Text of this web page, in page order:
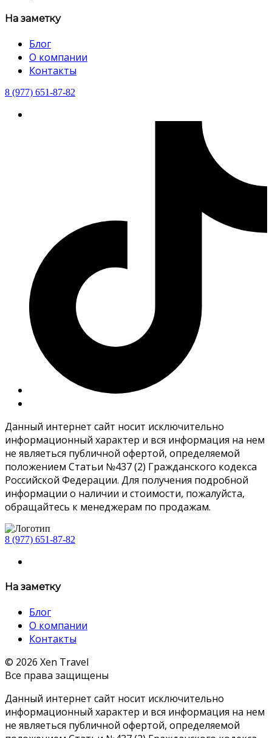
На заметку
Блог
О компании
Контакты
8 (977) 651-87-82
Данный интернет сайт носит исключительно
информационный характер и вся информация на нем
не являеться публичной офертой, определяемой
положением Статьи №437 (2) Гражданского кодекса
Российской Федерации. Для получения подробной
информации о наличии и стоимости, пожалуйста,
обращайтесь к менеджерам по продажам.
8 (977) 651-87-82
На заметку
Блог
О компании
Контакты
© 2026 Xen Travel
Все права защищены
Данный интернет сайт носит исключительно
информационный характер и вся информация на нем
не являеться публичной офертой, определяемой